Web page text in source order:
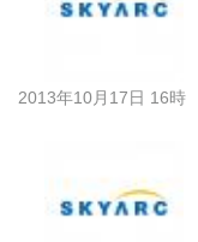
2013年10月17日 16時